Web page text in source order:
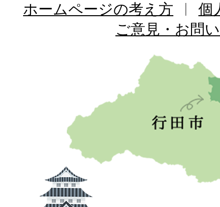
ホームページの考え方
個
ご意見・お問